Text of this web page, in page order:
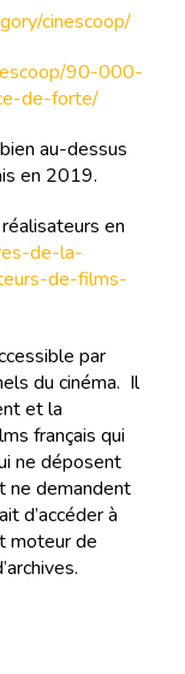
cinescoop/
90-000-
de-forte/
au-dessus
en 2019.
en
de-la-
de-films-
par
du cinéma. Il
et la
français qui
ne déposent
ne demandent
d’accéder à
moteur de